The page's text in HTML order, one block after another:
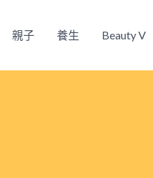
親子 養生 Beauty V